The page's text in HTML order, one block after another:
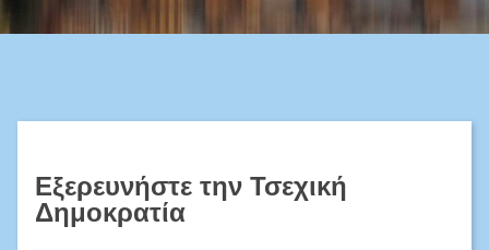
Εξερευνήστε την Τσεχική
Δημοκρατία